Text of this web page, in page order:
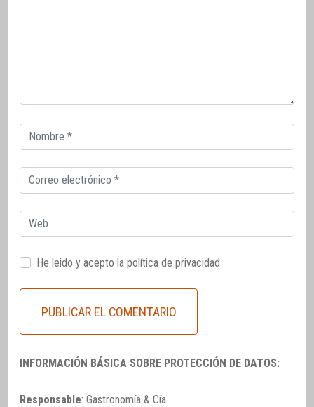
Correo
electrónico
Correo
electrónico
Web
He leido y acepto la política de privacidad
INFORMACIÓN BÁSICA SOBRE PROTECCIÓN DE DATOS:
Responsable: Gastronomía & Cía